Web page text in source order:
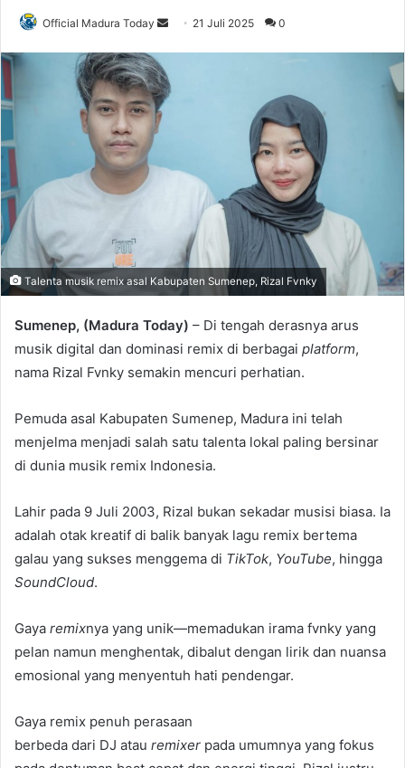
Official Madura Today
d
m
21 Juli 2025 0
Talenta musik remix asal Kabupaten Sumenep, Rizal Fvnky
Sumenep, (Madura Today) – Di tengah derasnya arus
musik digital dan dominasi remix di berbagai platform,
nama Rizal Fvnky semakin mencuri perhatian.
Pemuda asal Kabupaten Sumenep, Madura ini telah
menjelma menjadi salah satu talenta lokal paling bersinar
di dunia musik remix Indonesia.
Lahir pada 9 Juli 2003, Rizal bukan sekadar musisi biasa. Ia
adalah otak kreatif di balik banyak lagu remix bertema
galau yang sukses menggema di TikTok, YouTube, hingga
SoundCloud.
Gaya remixnya yang unik—memadukan irama fvnky yang
pelan namun menghentak, dibalut dengan lirik dan nuansa
emosional yang menyentuh hati pendengar.
Gaya remix penuh perasaan
berbeda dari DJ atau remixer pada umumnya yang fokus